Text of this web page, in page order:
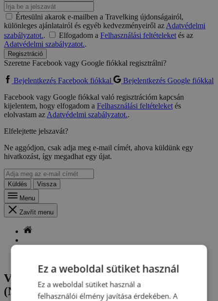
Értesülni akarok e-mailben a Travelking újdonságairól,
különleges ajánlatairól és egyéb kedvezményeiről azAdatvédelmi
szabályzatot.. Elfogadom a Felhasználási feltételeketés az
Adatvédelmi szabályzatot..
Regisztráció
Szeretne Facebook vagy Google fiókkal regisztrálni?
Bejelentkezés Facebook fiókkal
Bejelentkezés Google fiókkal
Facebook vagy Google fiókkal való regisztrációm kapcsán
kijelentem, hogy elfogadom a Felhasználási feltételeketés
elolvastam azAdatvédelmi szabályzatot..
Elfelejtette jelszavát?
Ne aggódjon, csak adja meg e-mail címét, ahova küldünk egy
hivatkozást, így megadhat egy újat.
Küldés
Vissza
Menu
Zavřít menu
Vélemények és értékelések: Luby Panzió
(Nagyar)
Ez a weboldal sütiket használ
Ez a weboldal sütiket használ a
felhasználói élmény javítása érdekében. A